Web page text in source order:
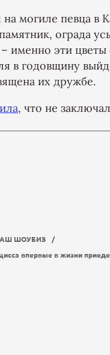
могиле певца в
ограда
именно эти цветы
в годовщину
их дружбе.
, что не
ШОУБИЗ
/
впервые в жизни